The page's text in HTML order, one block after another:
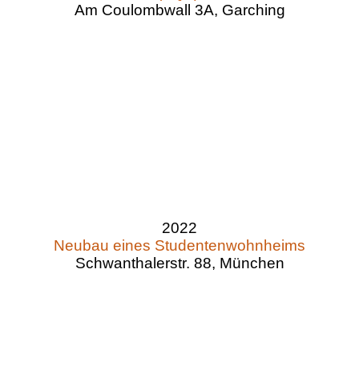
Am Coulombwall 3A, Garching
2022
Neubau eines Studentenwohnheims
Schwanthalerstr. 88, München